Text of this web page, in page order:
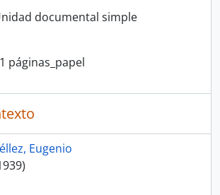
documental simple
páginas_papel
Eugenio